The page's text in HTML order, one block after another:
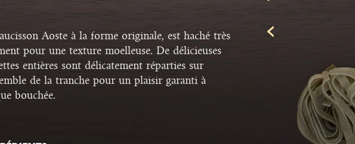
Aoste à la forme originale, est haché très
pour une texture moelleuse. De délicieuses
entières sont délicatement réparties sur
de la tranche pour un plaisir garanti à
bouchée.